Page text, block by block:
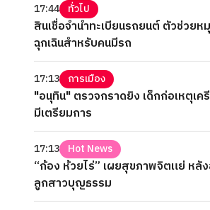
17:44 ทั่วไป
สินเชื่อจำนำทะเบียนรถยนต์ ตัวช่วยห
ฉุกเฉินสำหรับคนมีรถ
17:13 การเมือง
"อนุทิน" ตรวจกราดยิง เด็กก่อเหตุเค
มีเตรียมการ
17:13 Hot News
“ก้อง ห้วยไร่” เผยสุขภาพจิตแย่ หลั
ลูกสาวบุญธรรม